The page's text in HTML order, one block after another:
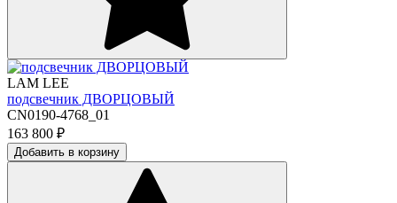
LAM LEE
подсвечник ДВОРЦОВЫЙ
CN0190-4768_01
163 800 ₽
Добавить в корзину